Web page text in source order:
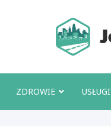
ZDROWIE USŁUGI